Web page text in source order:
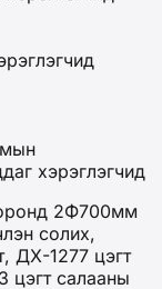
хэрэглэгчид
2Ф700мм
солих,
ДХ-1277 цэгт
салааны